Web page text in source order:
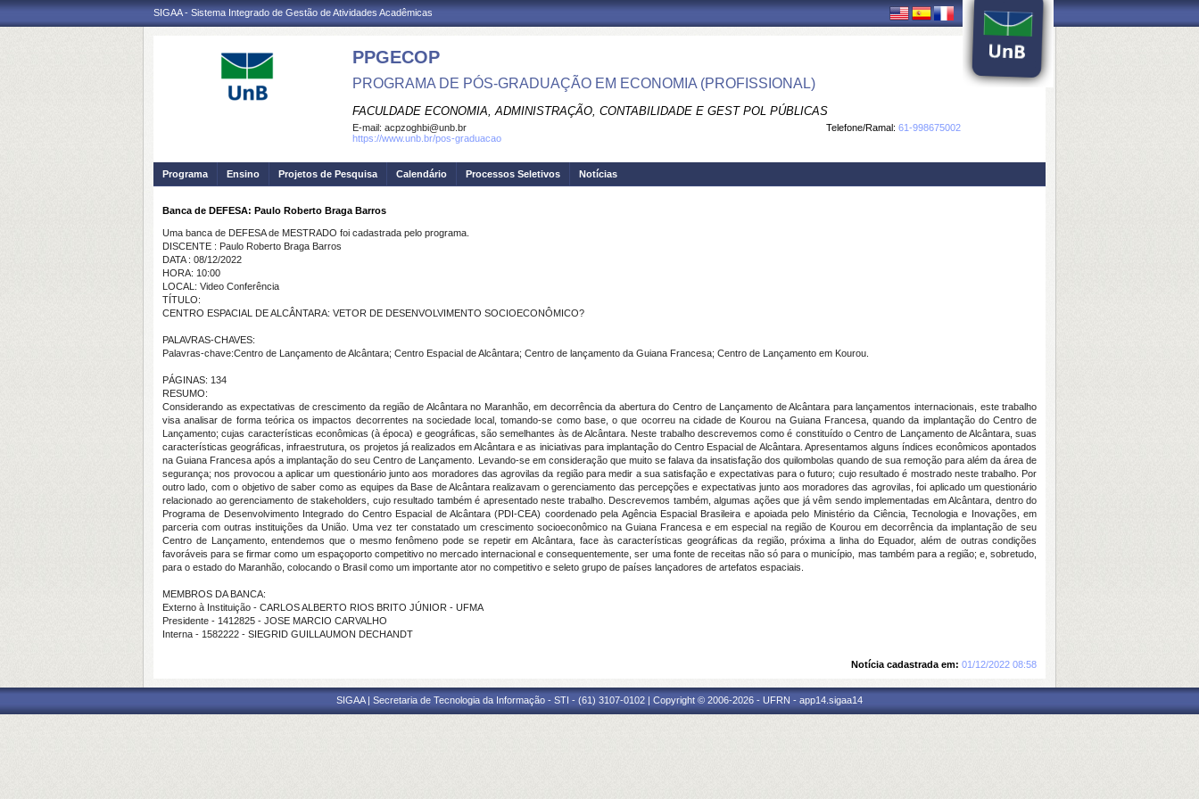
SIGAA - Sistema Integrado de Gestão de Atividades Acadêmicas
PPGECOP
PROGRAMA DE PÓS-GRADUAÇÃO EM ECONOMIA (PROFISSIONAL)
FACULDADE ECONOMIA, ADMINISTRAÇÃO, CONTABILIDADE E GEST POL PÚBLICAS
Telefone/Ramal: 61-998675002
E-mail: acpzoghbi@unb.br
https://www.unb.br/pos-graduacao
Programa Ensino Projetos de Pesquisa Calendário Processos Seletivos Notícias
Banca de DEFESA: Paulo Roberto Braga Barros
Uma banca de DEFESA de MESTRADO foi cadastrada pelo programa.
DISCENTE : Paulo Roberto Braga Barros
DATA : 08/12/2022
HORA: 10:00
LOCAL: Video Conferência
TÍTULO:
CENTRO ESPACIAL DE ALCÂNTARA: VETOR DE DESENVOLVIMENTO SOCIOECONÔMICO?
PALAVRAS-CHAVES:
Palavras-chave:Centro de Lançamento deAlcântara; Centro Espacial deAlcântara; Centro de lançamento da Guiana Francesa; Centro de Lançamento em Kourou.
PÁGINAS: 134
RESUMO:
Considerando asexpectativas decrescimento daregião de Alcântarano Maranhão,em decorrênciada aberturado Centro de Lançamento deAlcântara paralançamentos internacionais, estetrabalho
visaanalisarde forma teóricaosimpactos decorrentes na sociedadelocal,tomando-se como base,oque ocorreu na cidadede Kourou na Guiana Francesa,quandoda implantação doCentrode
Lançamento;cujas características econômicas (àépoca) e geográficas, sãosemelhantes às deAlcântara. Neste trabalho descrevemos comoé constituído o Centrode Lançamento deAlcântara,suas
característicasgeográficas,infraestrutura,os projetos já realizados emAlcântaraeas iniciativas para implantação doCentro Espacialde Alcântara. Apresentamos alguns índiceseconômicosapontados
naGuiana FrancesaapósaimplantaçãodoseuCentrode Lançamento. Levando-se em consideração que muito se falava da insatisfação dos quilombolasquandodesuaremoçãoparaalémdaáreade
segurança;nos provocou aaplicarum questionário juntoaos moradores dasagrovilasda região paramedir a suasatisfaçãoe expectativas paraofuturo; cujoresultadoé mostrado nestetrabalho. Por
outrolado, como objetivo desaber comoas equipes da Base deAlcântararealizavam ogerenciamento daspercepçõese expectativasjunto aos moradoresdas agrovilas,foi aplicado umquestionário
relacionado ao gerenciamento de stakeholders cujo resultado também é apresentado neste trabalho. Descrevemos também, algumas ações que já vêm sendo implementadas emAlcântara, dentro do
Programade Desenvolvimento Integrado do Centro Espacial de Alcântara(PDI-CEA) coordenadopela Agência Espacial Brasileira e apoiadapelo Ministérioda Ciência, Tecnologiae Inovações, em
parceria com outras instituições da União. Uma vez ter constatado um crescimento socioeconômico na Guiana Francesa e em especial na região de Kourou em decorrência da implantação de seu
Centro de Lançamento,entendemos que o mesmofenômeno pode se repetirem Alcântara, face àscaracterísticas geográficas da região,próxima a linha do Equador, além de outrascondições
favoráveisparasefirmarcomo um espaçoporto competitivo no mercadointernacionaleconsequentemente,ser uma fonte de receitas nãosóparaomunicípio, mas também para a região;e,sobretudo,
para o estado do Maranhão, colocando o Brasil como um importante ator no competitivo e seleto grupo de países lançadores de artefatos espaciais.
MEMBROS DA BANCA:
Externo à Instituição - CARLOS ALBERTO RIOS BRITO JÚNIOR - UFMA
Presidente - 1412825 - JOSE MARCIO CARVALHO
Interna - 1582222 - SIEGRID GUILLAUMON DECHANDT
Notícia cadastrada em: 01/12/2022 08:58
SIGAA | Secretaria de Tecnologia da Informação - STI - (61) 3107-0102 | Copyright © 2006-2026 - UFRN - app14.sigaa14